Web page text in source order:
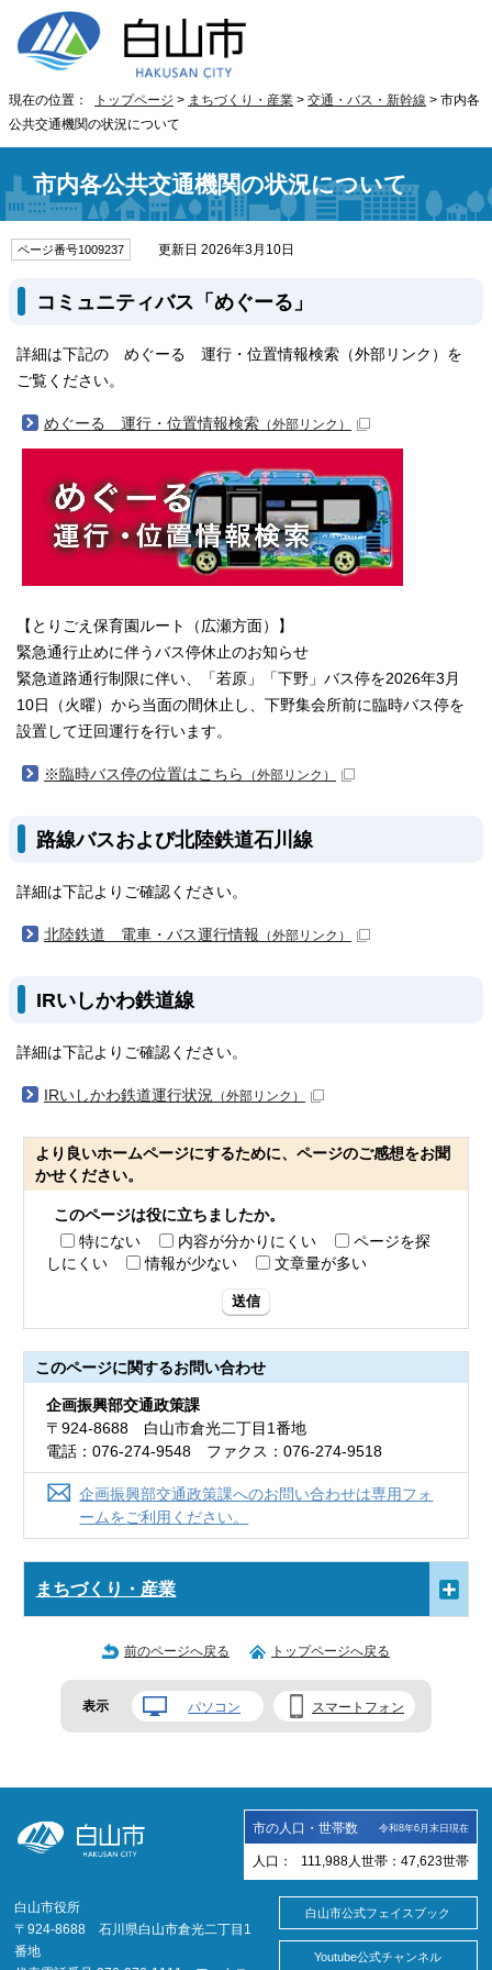
現在の位置： トップページ > まちづくり・産業 > 交通・バス・新幹線 > 市内各
公共交通機関の状況について
市内各公共交通機関の状況について
ページ番号1009237 更新日 2026年3月10日
コミュニティバス「めぐーる」
詳細は下記の めぐーる 運行・位置情報検索（外部リンク）を
ご覧ください。
めぐーる 運行・位置情報検索 （外部リンク）
【とりごえ保育園ルート（広瀬方面）】
緊急通行止めに伴うバス停休止のお知らせ
緊急道路通行制限に伴い、「若原」「下野」バス停を2026年3月
10日（火曜）から当面の間休止し、下野集会所前に臨時バス停を
設置して迂回運行を行います。
※臨時バス停の位置はこちら （外部リンク）
路線バスおよび北陸鉄道石川線
詳細は下記よりご確認ください。
北陸鉄道 電車・バス運行情報 （外部リンク）
IRいしかわ鉄道線
詳細は下記よりご確認ください。
IRいしかわ鉄道運行状況 （外部リンク）
より良いホームページにするために、ページのご感想をお聞
かせください。
このページは役に立ちましたか。
特にない
内容が分かりにくい
ページを探
しにくい
情報が少ない 文章量が多い
送信
このページに関するお問い合わせ
企画振興部交通政策課
〒924-8688 白山市倉光二丁目1番地
電話：076-274-9548 ファクス：076-274-9518
企画振興部交通政策課へのお問い合わせは専用フォ
ームをご利用ください。
まちづくり・産業
前のページへ戻る トップページへ戻る
表示 パソコン スマートフォン
市の人口・世帯数 令和8年6月末日現在
人口： 111,988 人 世帯： 47,623世帯
白山市役所
〒924-8688 石川県白山市倉光二丁目1
番地
白山市公式フェイスブック
Youtube公式チャンネル